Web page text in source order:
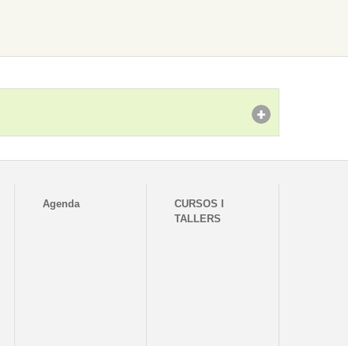
Agenda
CURSOS I
TALLERS